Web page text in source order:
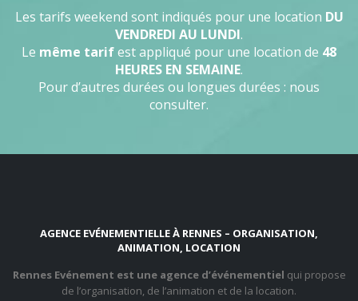
Les tarifs weekend sont indiqués pour une location DU
VENDREDI AU LUNDI.
Le même tarifest appliqué pour une location de 48
HEURES EN SEMAINE.
Pour d’autres durées ou longues durées : nous
consulter.
AGENCE EVÉNEMENTIELLE À RENNES – ORGANISATION,
ANIMATION, LOCATION
Rennes Evénement est une agence d’événementiel qui propose
de l’organisation, de l’animation et de la location.